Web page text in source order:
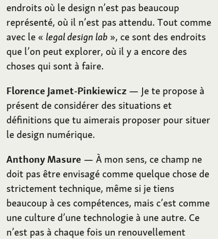
endroits où le design n’est pas beaucoup
représenté, où il n’est pas attendu. Tout comme
avec le « legal design lab », ce sont des endroits
que l’on peut explorer, où il y a encore des
choses qui sont à faire.
Florence Jamet-Pinkiewicz — Je te propose à
présent de considérer des situations et
définitions que tu aimerais proposer pour situer
le design numérique.
Anthony Masure — À mon sens, ce champ ne
doit pas être envisagé comme quelque chose de
strictement technique, même si je tiens
beaucoup à ces compétences, mais c’est comme
une culture d’une technologie à une autre. Ce
n’est pas à chaque fois un renouvellement